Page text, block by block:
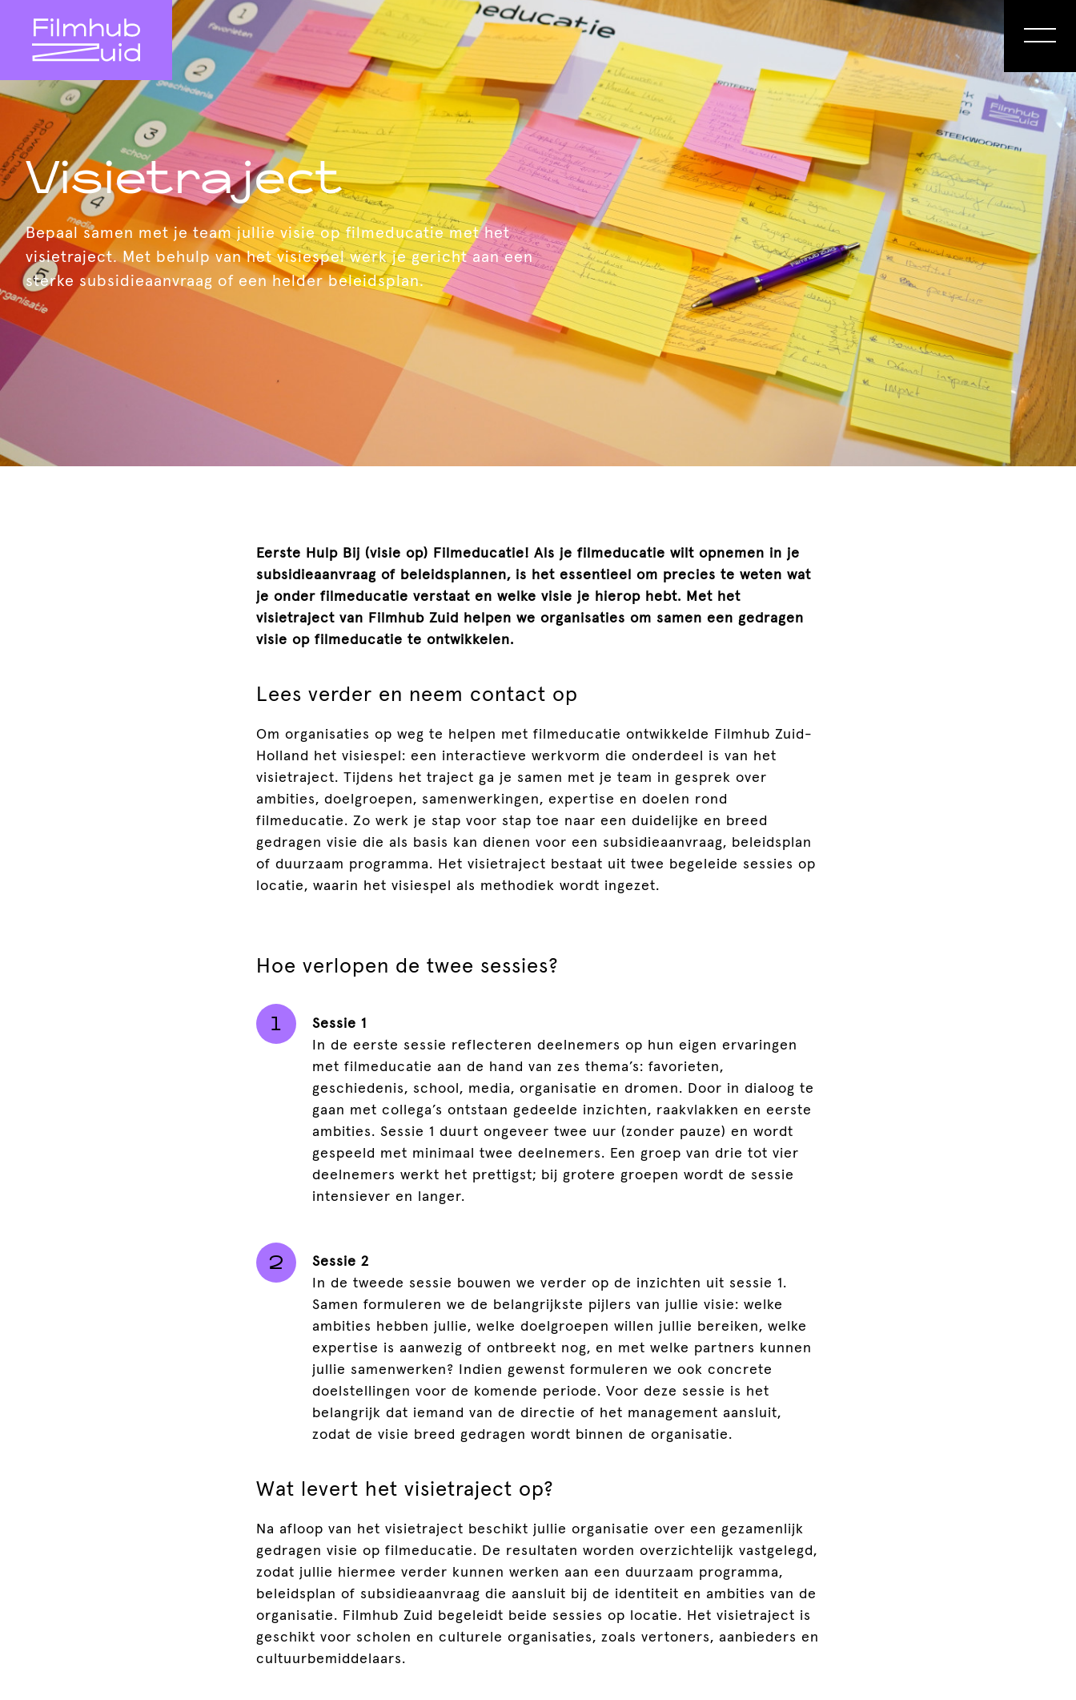
Visietraject
Bepaal samen met je team jullie visie op filmeducatie met het
visietraject. Met behulp van het visiespel werk je gericht aan een
sterke subsidieaanvraag of een helder beleidsplan.
Eerste Hulp Bij (visie op) Filmeducatie! Als je filmeducatie wilt opnemen in je
subsidieaanvraag of beleidsplannen, is het essentieel om precies te weten wat
je onder filmeducatie verstaat en welke visie je hierop hebt. Met het
visietraject van Filmhub Zuid helpen we organisaties om samen een gedragen
visie op filmeducatie te ontwikkelen.
Lees verder en neem contact op
Om organisaties op weg te helpen met filmeducatie ontwikkelde Filmhub Zuid-
Holland het visiespel: een interactieve werkvorm die onderdeel is van het
visietraject. Tijdens het traject ga je samen met je team in gesprek over
ambities, doelgroepen, samenwerkingen, expertise en doelen rond
filmeducatie. Zo werk je stap voor stap toe naar een duidelijke en breed
gedragen visie die als basis kan dienen voor een subsidieaanvraag, beleidsplan
of duurzaam programma. Het visietraject bestaat uit twee begeleide sessies op
locatie, waarin het visiespel als methodiek wordt ingezet.
Hoe verlopen de twee sessies?
Sessie 1
In de eerste sessie reflecteren deelnemers op hun eigen ervaringen
met filmeducatie aan de hand van zes thema’s: favorieten,
geschiedenis, school, media, organisatie en dromen. Door in dialoog te
gaan met collega’s ontstaan gedeelde inzichten, raakvlakken en eerste
ambities. Sessie 1 duurt ongeveer twee uur (zonder pauze) en wordt
gespeeld met minimaal twee deelnemers. Een groep van drie tot vier
deelnemers werkt het prettigst; bij grotere groepen wordt de sessie
intensiever en langer.
Sessie 2
In de tweede sessie bouwen we verder op de inzichten uit sessie 1.
Samen formuleren we de belangrijkste pijlers van jullie visie: welke
ambities hebben jullie, welke doelgroepen willen jullie bereiken, welke
expertise is aanwezig of ontbreekt nog, en met welke partners kunnen
jullie samenwerken? Indien gewenst formuleren we ook concrete
doelstellingen voor de komende periode. Voor deze sessie is het
belangrijk dat iemand van de directie of het management aansluit,
zodat de visie breed gedragen wordt binnen de organisatie.
Wat levert het visietraject op?
Na afloop van het visietraject beschikt jullie organisatie over een gezamenlijk
gedragen visie op filmeducatie. De resultaten worden overzichtelijk vastgelegd,
zodat jullie hiermee verder kunnen werken aan een duurzaam programma,
beleidsplan of subsidieaanvraag die aansluit bij de identiteit en ambities van de
organisatie. Filmhub Zuid begeleidt beide sessies op locatie. Het visietraject is
geschikt voor scholen en culturele organisaties, zoals vertoners, aanbieders en
cultuurbemiddelaars.